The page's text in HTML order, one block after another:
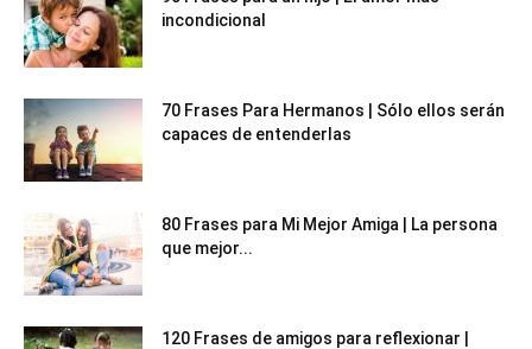
incondicional
70 Frases Para Hermanos | Sólo ellos serán
capaces de entenderlas
80 Frases para Mi Mejor Amiga | La persona
que mejor...
120 Frases de amigos para reflexionar |